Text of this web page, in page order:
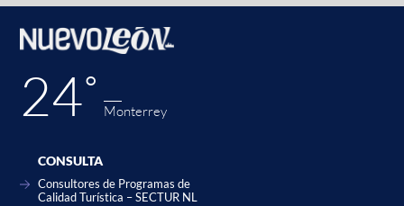
24˚ Monterrey
CONSULTA
Consultores de Programas de
Calidad Turística – SECTUR NL